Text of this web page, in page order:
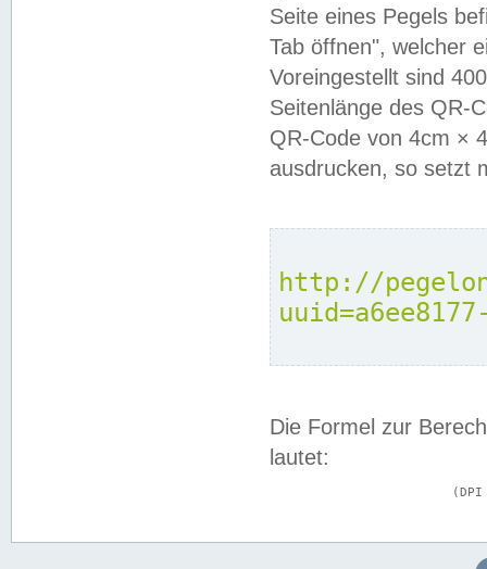
Seite eines Pegels
Tab öffnen", welcher
Voreingestellt sind
Seitenlänge des QR-
QR-Code von 4cm ×
ausdrucken, so setzt
http://
Die Formel zur
lautet: